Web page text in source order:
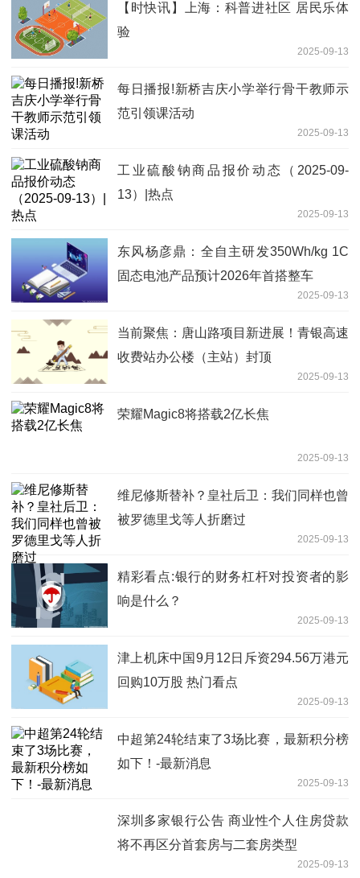
【时快讯】上海：科普进社区 居民乐体
验
2025-09-13
每日播报!新桥吉庆小学举行骨干教师示
范引领课活动
2025-09-13
工业硫酸钠商品报价动态（2025-09-
13）|热点
2025-09-13
东风杨彦鼎：全自主研发350Wh/kg 1C
固态电池产品预计2026年首搭整车
2025-09-13
当前聚焦：唐山路项目新进展！青银高速
收费站办公楼（主站）封顶
2025-09-13
荣耀Magic8将搭载2亿长焦
2025-09-13
维尼修斯替补？皇社后卫：我们同样也曾
被罗德里戈等人折磨过
2025-09-13
精彩看点:银行的财务杠杆对投资者的影
响是什么？
2025-09-13
津上机床中国9月12日斥资294.56万港元
回购10万股 热门看点
2025-09-13
中超第24轮结束了3场比赛，最新积分榜
如下！-最新消息
2025-09-13
深圳多家银行公告 商业性个人住房贷款
将不再区分首套房与二套房类型
2025-09-13